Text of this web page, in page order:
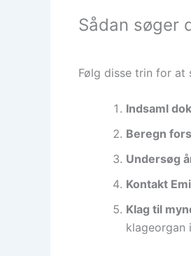
Sådan søger
Følg disse trin for at
Indsaml
Beregn
Undersøg
Kontakt
Klag til
klageorgan